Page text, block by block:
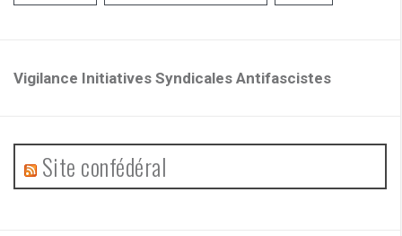
Vigilance Initiatives Syndicales Antifascistes
Site confédéral